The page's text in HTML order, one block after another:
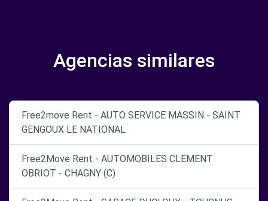
Agencias similares
Free2move Rent - AUTO SERVICE MASSIN - SAINT
GENGOUX LE NATIONAL
Free2Move Rent - AUTOMOBILES CLEMENT
OBRIOT - CHAGNY (C)